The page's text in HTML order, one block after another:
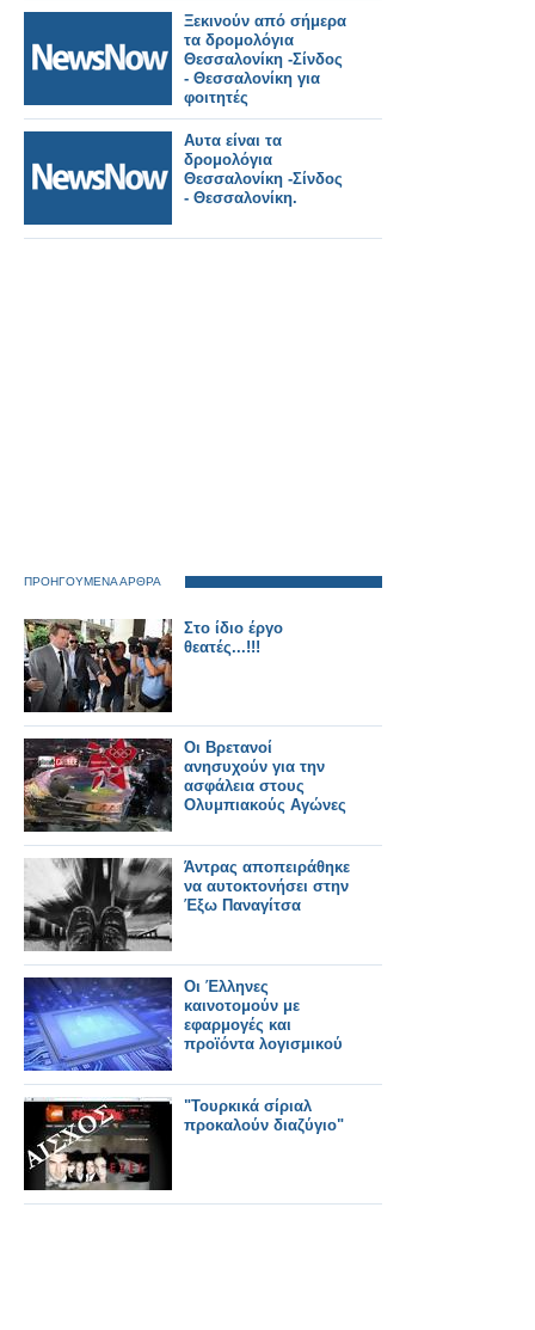
αλλάζει σελίδα»
Ξεκινούν από σήμερα
τα δρομολόγια
Θεσσαλονίκη -Σίνδος
- Θεσσαλονίκη για
φοιτητές
Αυτα είναι τα
δρομολόγια
Θεσσαλονίκη -Σίνδος
- Θεσσαλονίκη.
ΠΡΟΗΓΟΥΜΕΝΑ ΑΡΘΡΑ
Στο ίδιο έργο
θεατές...!!!
Οι Βρετανοί
ανησυχούν για την
ασφάλεια στους
Ολυμπιακούς Αγώνες
Άντρας αποπειράθηκε
να αυτοκτονήσει στην
Έξω Παναγίτσα
Οι Έλληνες
καινοτομούν με
εφαρμογές και
προϊόντα λογισμικού
"Τουρκικά σίριαλ
προκαλούν διαζύγιο"